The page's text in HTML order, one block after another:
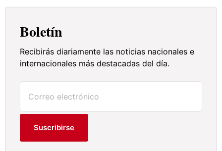
Boletín
Recibirás diariamente las noticias nacionales e
internacionales más destacadas del día.
Suscribirse